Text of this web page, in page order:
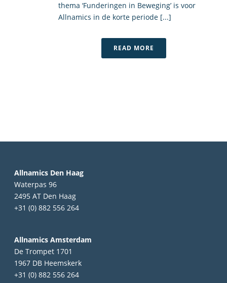
thema ‘Funderingen in Beweging’ is voor
Allnamics in de korte periode [...]
READ MORE
Allnamics Den Haag
Waterpas 96
2495 AT Den Haag
+31 (0) 882 556 264
Allnamics Amsterdam
De Trompet 1701
1967 DB Heemskerk
+31 (0) 882 556 264